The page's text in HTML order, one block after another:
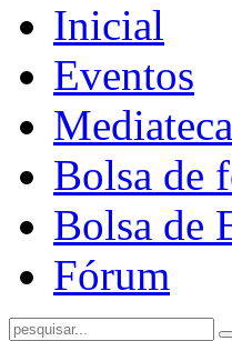
Inicial
Eventos
Bolsa de
Bolsa de
Fórum